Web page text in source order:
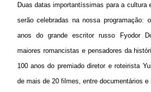
Duas datas importantíssimas para a cultura
serão celebradas na nossa programação:
anos do grande escritor russo Fyodor
maiores romancistas e pensadores da
100 anos do premiado diretor e roteirista
de mais de 20 filmes, entre documentários e